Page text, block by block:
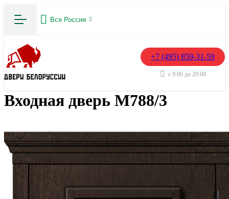
Вся Россия
+7 (495) 859-31-59
с 9:00 до 20:00
Входная дверь М788/3